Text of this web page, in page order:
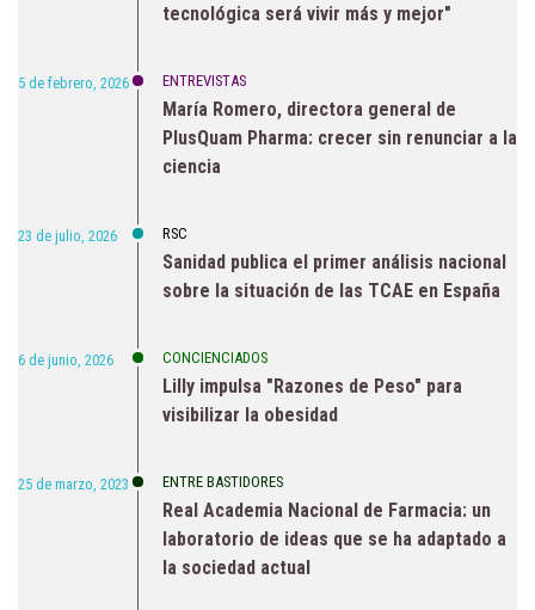
tecnológica será vivir más y mejor"
5 de febrero, 2026 ENTREVISTAS
María Romero, directora general de
PlusQuam Pharma: crecer sin renunciar a la
ciencia
23 de julio, 2026 RSC
Sanidad publica el primer análisis nacional
sobre la situación de las TCAE en España
6 de junio, 2026 CONCIENCIADOS
Lilly impulsa "Razones de Peso" para
visibilizar la obesidad
25 de marzo, 2023 ENTRE BASTIDORES
Real Academia Nacional de Farmacia: un
laboratorio de ideas que se ha adaptado a
la sociedad actual